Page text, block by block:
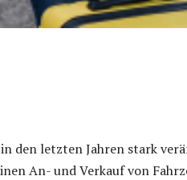
den letzten Jahren stark
An- und Verkauf von